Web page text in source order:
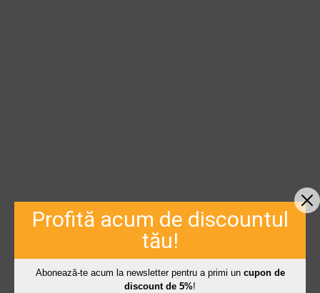
Profită acum de discountul
tău!
Abonează-te acum la newsletter pentru a primi un cupon de
discount de 5%!